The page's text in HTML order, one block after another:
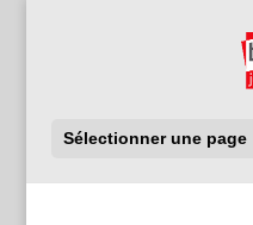
Sélectionner une page